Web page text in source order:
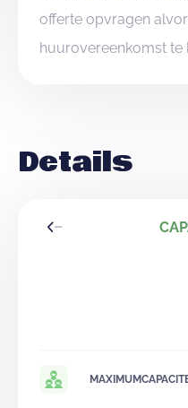
offerte opvragen
huurovereenkomst te
Details